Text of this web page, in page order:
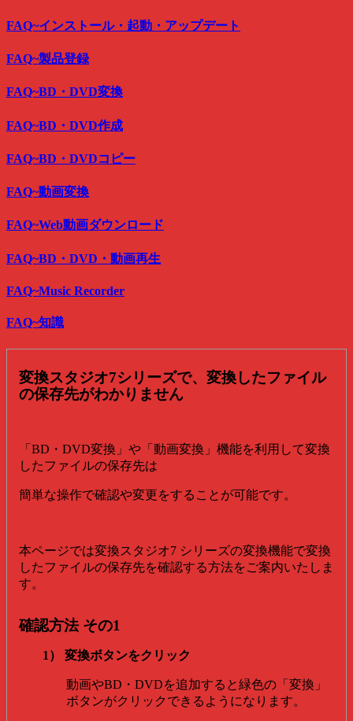
FAQ~インストール・起動・アップデート
FAQ~製品登録
FAQ~BD・DVD変換
FAQ~BD・DVD作成
FAQ~BD・DVDコピー
FAQ~動画変換
FAQ~Web動画ダウンロード
FAQ~BD・DVD・動画再生
FAQ~Music Recorder
FAQ~知識
変換スタジオ7シリーズで、変換したファイル
の保存先がわかりません
「BD・DVD変換」や「動画変換」機能を利用して変換
したファイルの保存先は
簡単な操作で確認や変更をすることが可能です。
本ページでは変換スタジオ7 シリーズの変換機能で変換
したファイルの保存先を確認する方法をご案内いたしま
す。
確認方法 その1
1） 変換ボタンをクリック
動画やBD・DVDを追加すると緑色の「変換」
ボタンがクリックできるようになります。